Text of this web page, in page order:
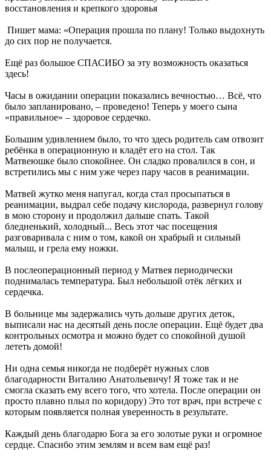
восстановления и крепкого здоровья
Пишет мама: «Операция прошла по плану! Только выдохнуть
до сих пор не получается.
Ещё раз большое СПАСИБО за эту возможность оказаться
здесь!
Часы в ожидании операции показались вечностью… Всё, что
было запланировано, – проведено! Теперь у моего сына
«правильное» – здоровое сердечко.
Большим удивлением было, то что здесь родитель сам отвозит
ребёнка в операционную и кладёт его на стол. Так
Матвеюшке было спокойнее. Он сладко провалился в сон, и
встретились мы с ним уже через пару часов в реанимации.
Матвей жутко меня напугал, когда стал просыпаться в
реанимации, выдрал себе подачу кислорода, развернул голову
в мою сторону и продолжил дальше спать. Такой
бледненький, холодный... Весь этот час посещения
разговаривала с ним о том, какой он храбрый и сильный
малыш, и грела ему ножки.
В послеоперационный период у Матвея периодически
поднималась температура. Был небольшой отёк лёгких и
сердечка.
В больнице мы задержались чуть дольше других деток,
выписали нас на десятый день после операции. Ещё будет два
контрольных осмотра и можно будет со спокойной душой
лететь домой!
Ни одна семья никогда не подберёт нужных слов
благодарности Виталию Анатольевичу! Я тоже так и не
смогла сказать ему всего того, что хотела. После операции он
просто плавно плыл по коридору) Это тот врач, при встрече с
которым появляется полная уверенность в результате.
Каждый день благодарю Бога за его золотые руки и огромное
сердце. Спасибо этим землям и всем вам ещё раз!